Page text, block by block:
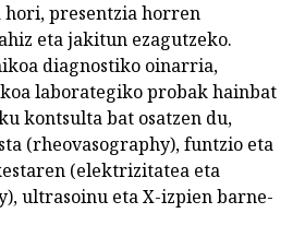
presentzia horren
eta jakitun ezagutzeko.
diagnostiko oinarria,
laborategiko probak hainbat
kontsulta bat osatzen du,
(rheovasography), funtzio eta
(elektrizitatea eta
ultrasoinu eta X-izpien barne-